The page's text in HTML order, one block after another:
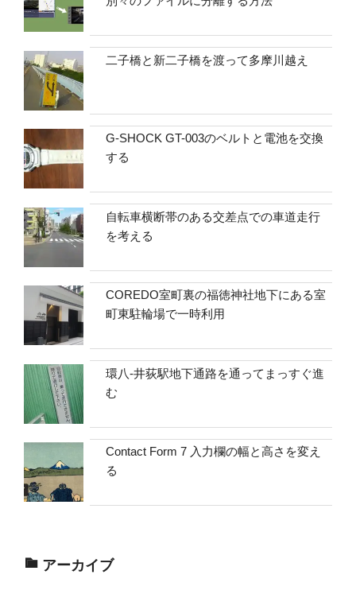
二子橋と新二子橋を渡って多摩川越え
G-SHOCK GT-003のベルトと電池を交換
する
自転車横断帯のある交差点での車道走行
を考える
COREDO室町裏の福徳神社地下にある室
町東駐輪場で一時利用
環八-井荻駅地下通路を通ってまっすぐ進
む
Contact Form 7 入力欄の幅と高さを変え
る
アーカイブ